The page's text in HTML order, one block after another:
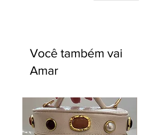
Você também vai
Amar